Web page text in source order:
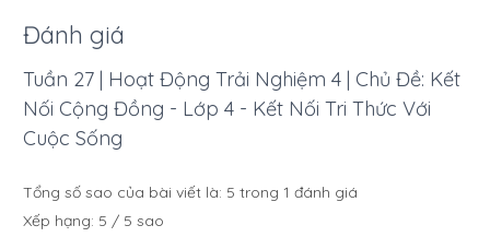
Đánh giá
Tuần 27 | Hoạt Động Trải Nghiệm 4 | Chủ Đề: Kết
Nối Cộng Đồng - Lớp 4 - Kết Nối Tri Thức Với
Cuộc Sống
Tổng số sao của bài viết là: 5 trong 1 đánh giá
Xếp hạng: 5 / 5 sao